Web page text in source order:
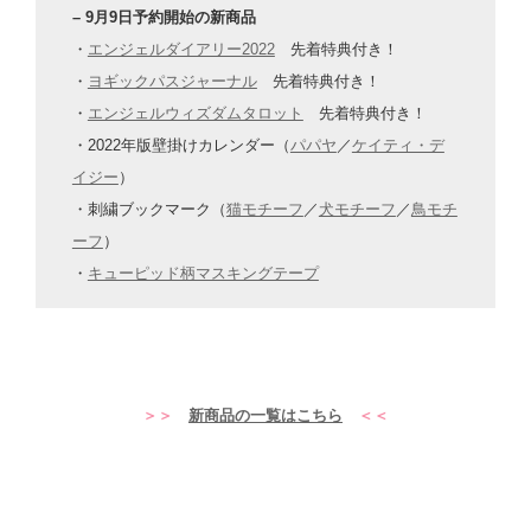
– 9月9日予約開始の新商品
・ エンジェルダイアリー2022先着特典付き！
・ ヨギックパスジャーナル先着特典付き！
・ エンジェルウィズダムタロット
先着特典付き！
・2022年版壁掛けカレンダー（パパヤ ／ケイティ・デ
イジー ）
・刺繍ブックマーク（猫モチーフ ／ 犬モチーフ ／鳥モチ
ーフ ）
・ キューピッド柄マスキングテープ
＞＞ 新商品の一覧はこちら ＜＜